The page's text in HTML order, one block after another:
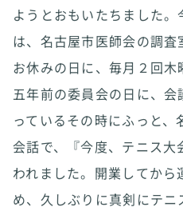
ようとおもいたちました
は、名古屋市医師会の調
お休みの日に、毎月２回木
五年前の委員会の日に、
っているその時にふっと
会話で、『今度、テニス
われました。開業してか
め、久しぶりに真剣にテ